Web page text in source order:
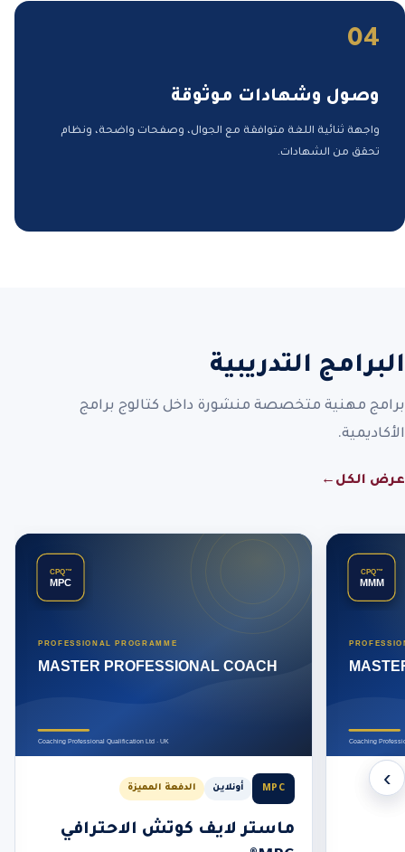
04
وصول وشهادات موثوقة
واجهة ثنائية اللغة متوافقة مع الجوال، وصفحات واضحة، ونظام
تحقق من الشهادات.
البرامج التدريبية
برامج مهنية متخصصة منشورة داخل كتالوج برامج
الأكاديمية.
عرض الكل ←
‹
MPC أونلاين الدفعة المميزة
ماستر لايف كوتش الاحترافي
›